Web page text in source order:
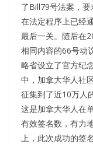
了Bill79号法案，要
在法定程序上已经
最后一关。随后在
相同内容的66号动
略省设立了官方纪
中，加拿大华人社
征集到了近10万人
这是加拿大华人在
有效签名数，有力
上，此次成功的签